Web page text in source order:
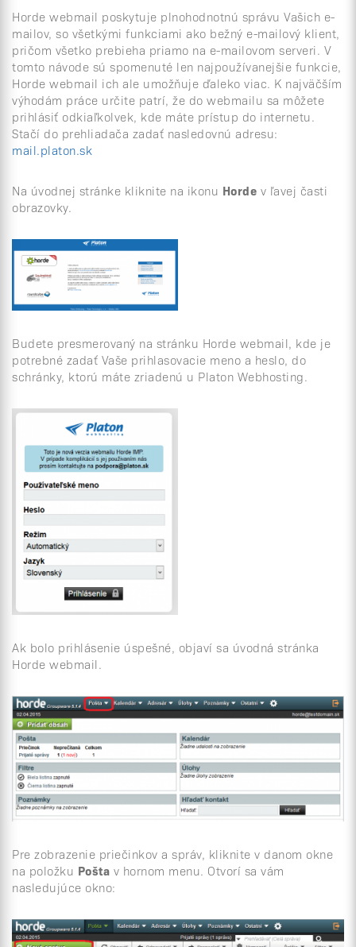
Horde webmail poskytuje plnohodnotnú správu Vašich e-
mailov, so všetkými funkciami ako bežný e-mailový klient,
pričom všetko prebieha priamo na e-mailovom serveri. V
tomto návode sú spomenuté len najpoužívanejšie funkcie,
Horde webmail ich ale umožňuje ďaleko viac. K najväčším
výhodám práce určite patrí, že do webmailu sa môžete
prihlásiť odkiaľkolvek, kde máte prístup do internetu.
Stačí do prehliadača zadať nasledovnú adresu:
mail.platon.sk
Na úvodnej stránke kliknite na ikonu Horde v ľavej časti
obrazovky.
Budete presmerovaný na stránku Horde webmail, kde je
potrebné zadať Vaše prihlasovacie meno a heslo, do
schránky, ktorú máte zriadenú u Platon Webhosting.
Ak bolo prihlásenie úspešné, objaví sa úvodná stránka
Horde webmail.
Pre zobrazenie priečinkov a správ, kliknite v danom okne
na položku Pošta v hornom menu. Otvorí sa vám
nasledujúce okno: